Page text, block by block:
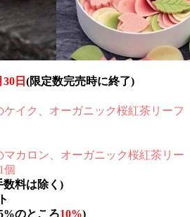
日 (限定数完売時に終了)
イク、オーガニック桜紅茶リーフ
カロン、オーガニック桜紅茶リー
数料は除く)
のところ10%)